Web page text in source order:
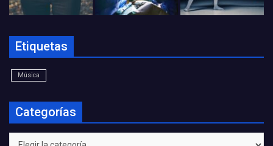
Etiquetas
Música
Categorías
Categorías